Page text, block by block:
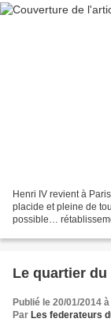
Henri IV revient à
placide et pleine de
possible…
Le quartier du
Publié le 20/01/2014
Par Les federateurs